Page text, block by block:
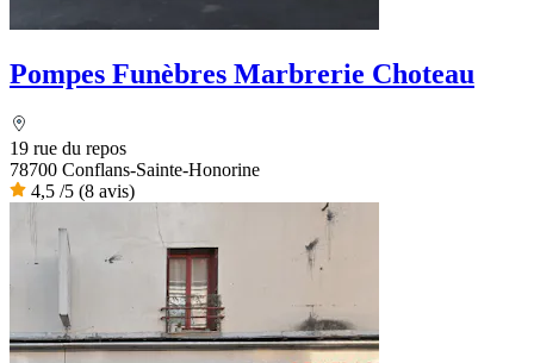
Pompes Funèbres Marbrerie Choteau
19 rue du repos
78700 Conflans-Sainte-Honorine
4,5 /5 (8 avis)